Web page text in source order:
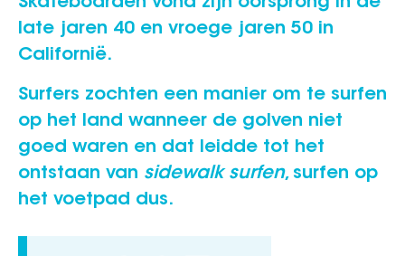
late jaren 40 en vroege jaren 50 in
Californië.
Surfers zochten een manier om te surfen
op het land wanneer de golven niet
goed waren en dat leidde tot het
ontstaan van sidewalk surfen, surfen op
het voetpad dus.